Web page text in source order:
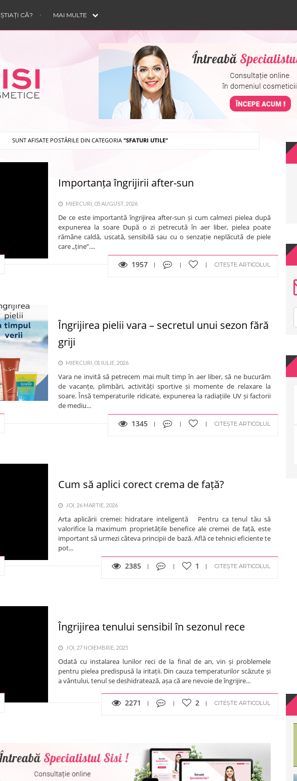
ȘTIAȚI CĂ? MAI MULTE
SUNT AFISATE POSTĂRILE DIN CATEGORIA "SFATURI UTILE"
Importanța îngrijirii after-sun
MIERCURI, 05 AUGUST, 2026
De ce este importantă îngrijirea after-sun și cum calmezi pielea după
expunerea la soare După o zi petrecută în aer liber, pielea poate
rămâne caldă, uscată, sensibilă sau cu o senzație neplăcută de piele
care „ține”....
CITEȘTE ARTICOLUL
1957
Îngrijirea pielii vara – secretul unui sezon fără
griji
MIERCURI, 01 IULIE, 2026
Vara ne invită să petrecem mai mult timp în aer liber, să ne bucurăm
de vacanțe, plimbări, activități sportive și momente de relaxare la
soare. Însă temperaturile ridicate, expunerea la radiațiile UV și factorii
de mediu...
CITEȘTE ARTICOLUL
1345
Cum să aplici corect crema de față?
JOI, 26 MARTIE, 2026
Arta aplicării cremei: hidratare inteligentă Pentru ca tenul tău să
valorifice la maximum proprietățile benefice ale cremei de față, este
important să urmezi câteva principii de bază. Află ce tehnici eficiente te
pot...
CITEȘTE ARTICOLUL
2385 1
Îngrijirea tenului sensibil în sezonul rece
JOI, 27 NOIEMBRIE, 2025
Odată cu instalarea lunilor reci de la final de an, vin și problemele
pentru pielea predispusă la iritații. Din cauza temperaturilor scăzute și
a vântului, tenul se deshidratează, așa că are nevoie de îngrijire...
CITEȘTE ARTICOLUL
2271 2